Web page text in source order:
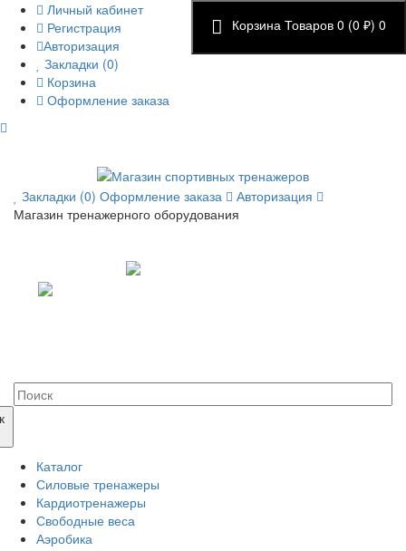
Личный кабинет
Регистрация
Авторизация
Закладки (0)
Корзина
Оформление заказа
Закладки (0) Оформление заказа
Авторизация
Магазин тренажерного оборудования
Корзина Товаров 0 (0 ₽) 0
Каталог
Силовые тренажеры
Кардиотренажеры
Свободные веса
Аэробика